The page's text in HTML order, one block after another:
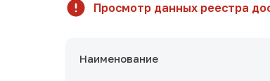
Просмотр данных реестра
Наименование